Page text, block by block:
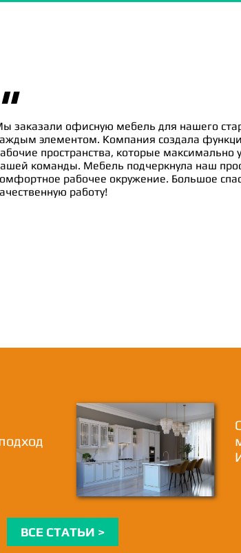
"заказали офисную мебель для нашего
элементом. Компания создала
пространства, которые максимально
команды. Мебель подчеркнула наш
рабочее окружение. Большое
работу!
ВСЕ СТАТЬИ >